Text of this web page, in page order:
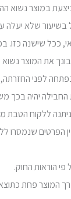
כזו. בכפוף
את המוצר
נפתחה לפני